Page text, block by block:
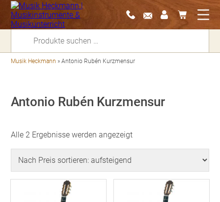
Musik Heckmann »Antonio Rubén Kurzmensur
Antonio Rubén Kurzmensur
Alle 2 Ergebnisse werden angezeigtNach
aufsteigend